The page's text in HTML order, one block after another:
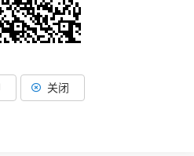
关闭